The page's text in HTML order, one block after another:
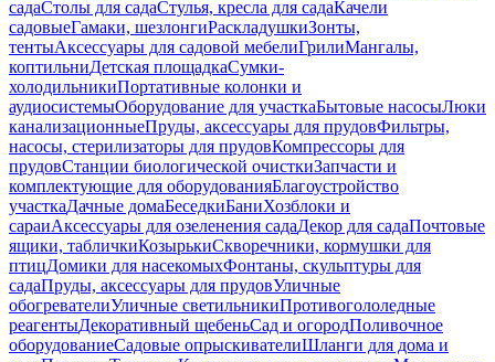
садаСтолы для садаСтулья, кресла для садаКачели
садовыеГамаки, шезлонгиРаскладушкиЗонты,
тентыАксессуары для садовой мебелиГрилиМангалы,
коптильниДетская площадкаСумки-
холодильникиПортативные колонки и
аудиосистемыОборудование для участкаБытовые насосыЛюки
канализационныеПруды, аксессуары для прудовФильтры,
насосы, стерилизаторы для прудовКомпрессоры для
прудовСтанции биологической очисткиЗапчасти и
комплектующие для оборудованияБлагоустройство
участкаДачные домаБеседкиБаниХозблоки и
сараиАксессуары для озеленения садаДекор для садаПочтовые
ящики, табличкиКозырькиСкворечники, кормушки для
птицДомики для насекомыхФонтаны, скульптуры для
садаПруды, аксессуары для прудовУличные
обогревателиУличные светильникиПротивогололедные
реагентыДекоративный щебеньСад и огородПоливочное
оборудованиеСадовые опрыскивателиШланги для дома и